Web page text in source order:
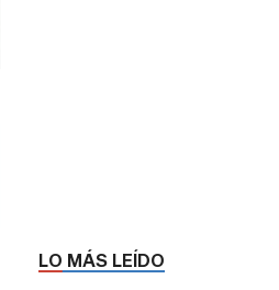
LO MÁS LEÍDO